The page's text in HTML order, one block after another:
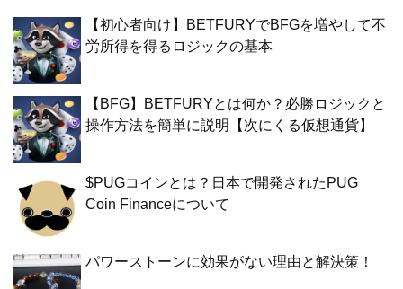
【初心者向け】BETFURYでBFGを増やして不
労所得を得るロジックの基本
【BFG】BETFURYとは何か？必勝ロジックと
操作方法を簡単に説明【次にくる仮想通貨】
$PUGコインとは？日本で開発されたPUG
Coin Financeについて
パワーストーンに効果がない理由と解決策！